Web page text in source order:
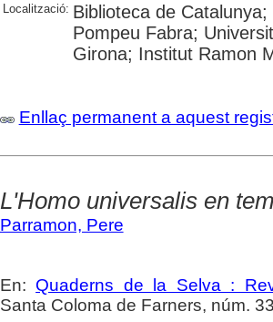
Localització: Biblioteca de
Pompeu Fabra;
Girona; Institut Ramon
Enllaç permanent a aquest
L'Homo universalis en
Parramon, Pere
En: Quaderns de la Selva :
Santa Coloma de Farners, núm.